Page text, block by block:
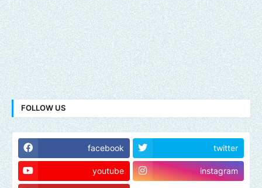
FOLLOW US
facebook twitter
youtube instagram